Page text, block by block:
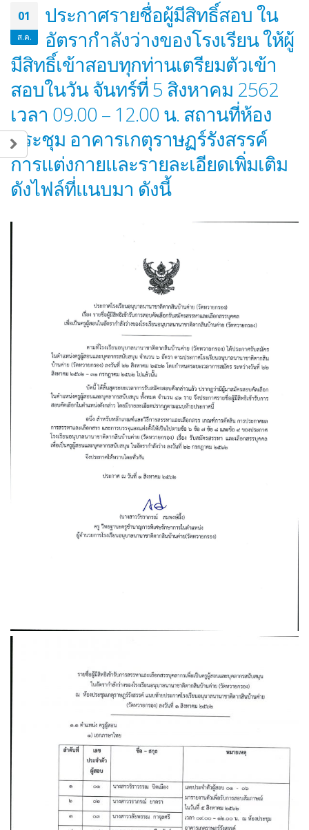
01
ส.ค.
ประกาศรายชื่อผู้มีสิทธิ์สอบ ใน
อัตรากำลังว่างของโรงเรียน ให้ผู้
มีสิทธิ์เข้าสอบทุกท่านเตรียมตัวเข้า
สอบในวัน จันทร์ที่ 5 สิงหาคม 2562
เวลา 09.00 – 12.00 น. สถานที่ห้อง
ประชุม อาคารเกตุราษฏร์รังสรรค์
การแต่งกายและรายละเอียดเพิ่มเติม
ดังไฟล์ที่แนบมา ดังนี้
ประกาศองค์การบริหารส่วนจังหวัดระยอง
เรื่อง ประกาศผู้ชนะการเสนอราคา
ประกาศองค์การบริหารส่วนจังหวัดระยอง
ปรับปรุงอาคารอเนกประสงค์ (โดมแดง)
ภายในพื้นที่โรงเรียนฯ
10/07/2026
ร่าง ประกาศ องค์การบริหารส่วนจังหวัด
ระยอง เรื่อง ประกวดราคาจ้างก่อสร้าง
โครงการปรับปรุงอาคารอเนกประสงค์
(โดมแดง) ภายในพื้นที่โรงเรียนฯ
ประกาศ ประกวดราคาซื้อโครง
สนับสนุนค่าใช้จ่ายในการบริห
ราคาซื้อโครงการจัดซื้อหนังสื
10/04/2026
ประกาศ เรื่อง ประกวดราคาซื้อ
จัดซื้อหนังสือเรียนฉบับภาษาจี
อิเล็กทรอนิกส์ (e-bidding)